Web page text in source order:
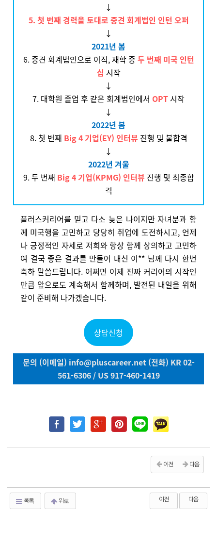
↓
5. 첫 번째 경력을 토대로 중견 회계법인 인턴 오퍼
↓
2021년 봄
6. 중견 회계법인으로 이직, 재학 중 두 번째 미국 인턴
십 시작
↓
7. 대학원 졸업 후 같은 회계법인에서 OPT 시작
↓
2022년 봄
8. 첫 번째 Big 4 기업(EY) 인터뷰 진행 및 불합격
↓
2022년 겨울
9. 두 번째 Big 4 기업(KPMG) 인터뷰 진행 및 최종합
격
플러스커리어를 믿고 다소 늦은 나이지만 자녀분과 함
께 미국행을 고민하고 당당히 취업에 도전하시고, 언제
나 긍정적인 자세로 저희와 항상 함께 상의하고 고민하
여 결국 좋은 결과를 만들어 내신 이** 님께 다시 한번
축하 말씀드립니다. 어쩌면 이제 진짜 커리어의 시작인
만큼 앞으로도 계속해서 함께하며, 발전된 내일을 위해
같이 준비해 나가겠습니다.
상담신청
문의 (이메일) info@pluscareer.net (전화) KR 02-
561-6306 / US 917-460-1419
이전 다음
목록 위로 이전 다음